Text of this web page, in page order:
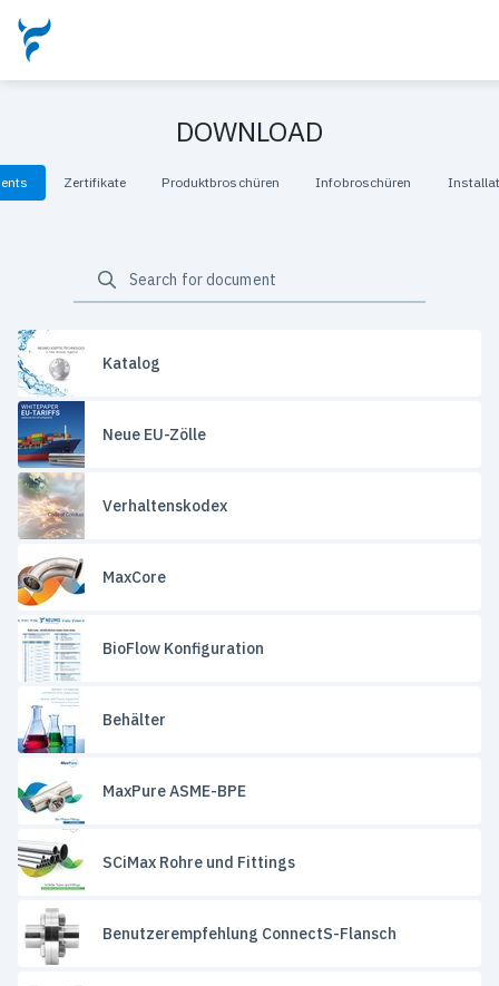
DOWNLOAD
Zertifikate Produktbroschüren Infobroschüren
Katalog
Neue EU-Zölle
Verhaltenskodex
MaxCore
BioFlow Konfiguration
Behälter
MaxPure ASME-BPE
SCiMax Rohre und Fittings
Benutzerempfehlung ConnectS-Flansch